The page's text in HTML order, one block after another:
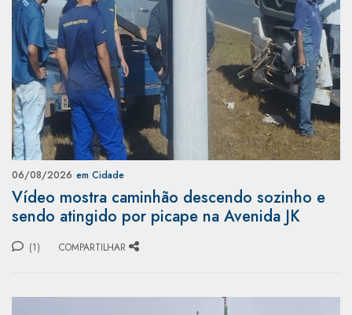
06/08/2026 em Cidade
Vídeo mostra caminhão descendo sozinho e
sendo atingido por picape na Avenida JK
(1) COMPARTILHAR